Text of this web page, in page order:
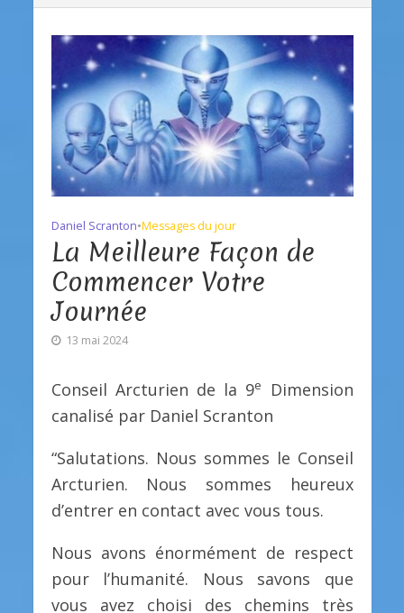
Daniel Scranton•Messages du jour
La Meilleure Façon de
Commencer Votre
Journée
13 mai 2024
Conseil Arcturien de la 9e
Dimension
canalisé par Daniel Scranton
“Salutations. Nous sommes le Conseil
Arcturien. Nous sommes heureux
d’entrer en contact avec vous tous.
Nous avons énormément de respect
pour l’humanité. Nous savons que
vous avez choisi des chemins très